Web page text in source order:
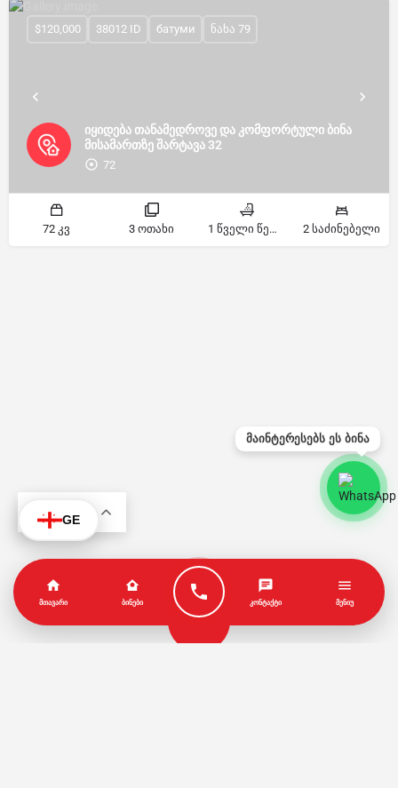
იყიდება თანამედროვე და კომფორტული ბინა
მისამართზე შარტავა 32
72
$120,000 38012 ID батуми ნახა 79
72 კვ 3 ოთახი 1 წველი წერტილი 2 საძინებელი
GE
ᲛᲗᲐᲕᲐᲠᲘ ᲑᲘᲜᲔᲑᲘ ᲙᲝᲜᲢᲐᲥᲢᲘ ᲛᲔᲜᲘᲣ
KA
მაინტერესებს ეს ბინა